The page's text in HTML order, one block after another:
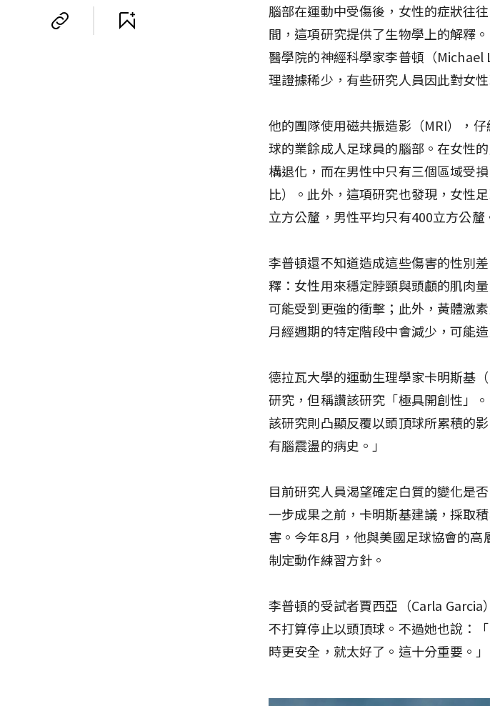
腦部在運動中受傷後，女性的症狀往
間，這項研究提供了生物學上的解釋
醫學院的神經科學家李普頓（
理證據稀少，有些研究人員因此對女
他的團隊使用磁共振造影（MRI），
球的業餘成人足球員的腦部。在女性
構退化，而在男性中只有三個區域受
比）。此外，這項研究也發現，女性
立方公釐，男性平均只有400立方公釐
李普頓還不知道造成這些傷害的性別
釋：女性用來穩定脖頸與頭顱的肌肉
可能受到更強的衝擊；此外，黃體激
月經週期的特定階段中會減少，可能
德拉瓦大學的運動生理學家卡明斯基
研究，但稱讚該研究「極具開創性」
該研究則凸顯反覆以頭頂球所累積的
有腦震盪的病史。」
目前研究人員渴望確定白質的變化是
一步成果之前，卡明斯基建議，採取
害。今年8月，他與美國足球協會的
制定動作練習方針。
李普頓的受試者賈西亞（Carla
不打算停止以頭頂球。不過她也說：
時更安全，就太好了。這十分重要。」